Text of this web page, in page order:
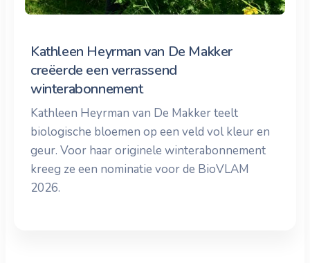
Kathleen Heyrman van De Makker
creëerde een verrassend
winterabonnement
Kathleen Heyrman van De Makker teelt
biologische bloemen op een veld vol kleur en
geur. Voor haar originele winterabonnement
kreeg ze een nominatie voor de BioVLAM
2026.